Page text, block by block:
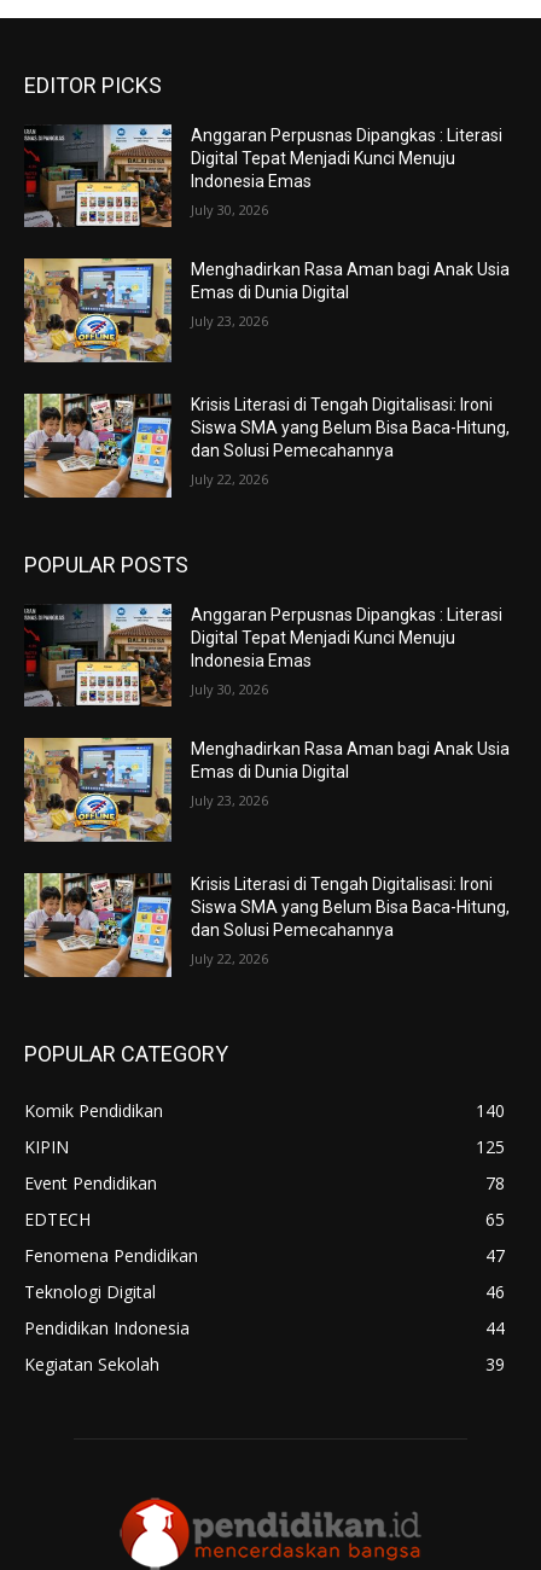
EDITOR PICKS
Anggaran Perpusnas Dipangkas : Literasi
Digital Tepat Menjadi Kunci Menuju
Indonesia Emas
July 30, 2026
Menghadirkan Rasa Aman bagi Anak Usia
Emas di Dunia Digital
July 23, 2026
Krisis Literasi di Tengah Digitalisasi: Ironi
Siswa SMA yang Belum Bisa Baca-Hitung,
dan Solusi Pemecahannya
July 22, 2026
POPULAR POSTS
Anggaran Perpusnas Dipangkas : Literasi
Digital Tepat Menjadi Kunci Menuju
Indonesia Emas
July 30, 2026
Menghadirkan Rasa Aman bagi Anak Usia
Emas di Dunia Digital
July 23, 2026
Krisis Literasi di Tengah Digitalisasi: Ironi
Siswa SMA yang Belum Bisa Baca-Hitung,
dan Solusi Pemecahannya
July 22, 2026
POPULAR CATEGORY
Komik Pendidikan
140
KIPIN
125
Event Pendidikan
78
EDTECH
65
Fenomena Pendidikan
47
Teknologi Digital
46
Pendidikan Indonesia
44
Kegiatan Sekolah
39